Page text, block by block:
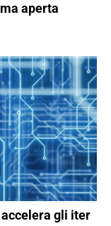
aperta
gli iter